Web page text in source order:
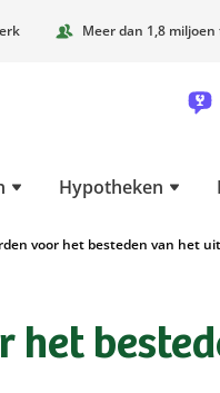
Meer dan 1,8
Hypotheken
voor het besteden van het
het